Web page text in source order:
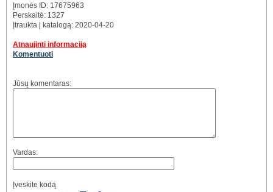
Įmonės ID: 17675963
Perskaitė: 1327
Įtraukta į katalogą: 2020-04-20
Atnaujinti informaciją
Komentuoti
Jūsų komentaras:
Vardas:
Įveskite kodą